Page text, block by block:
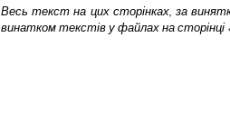
Весь текст на цих сторінках, за
винатком текстів у файлах на